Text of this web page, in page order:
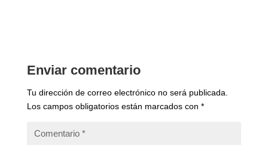
Enviar comentario
Tu dirección de correo electrónico no será publicada.
Los campos obligatorios están marcados con *